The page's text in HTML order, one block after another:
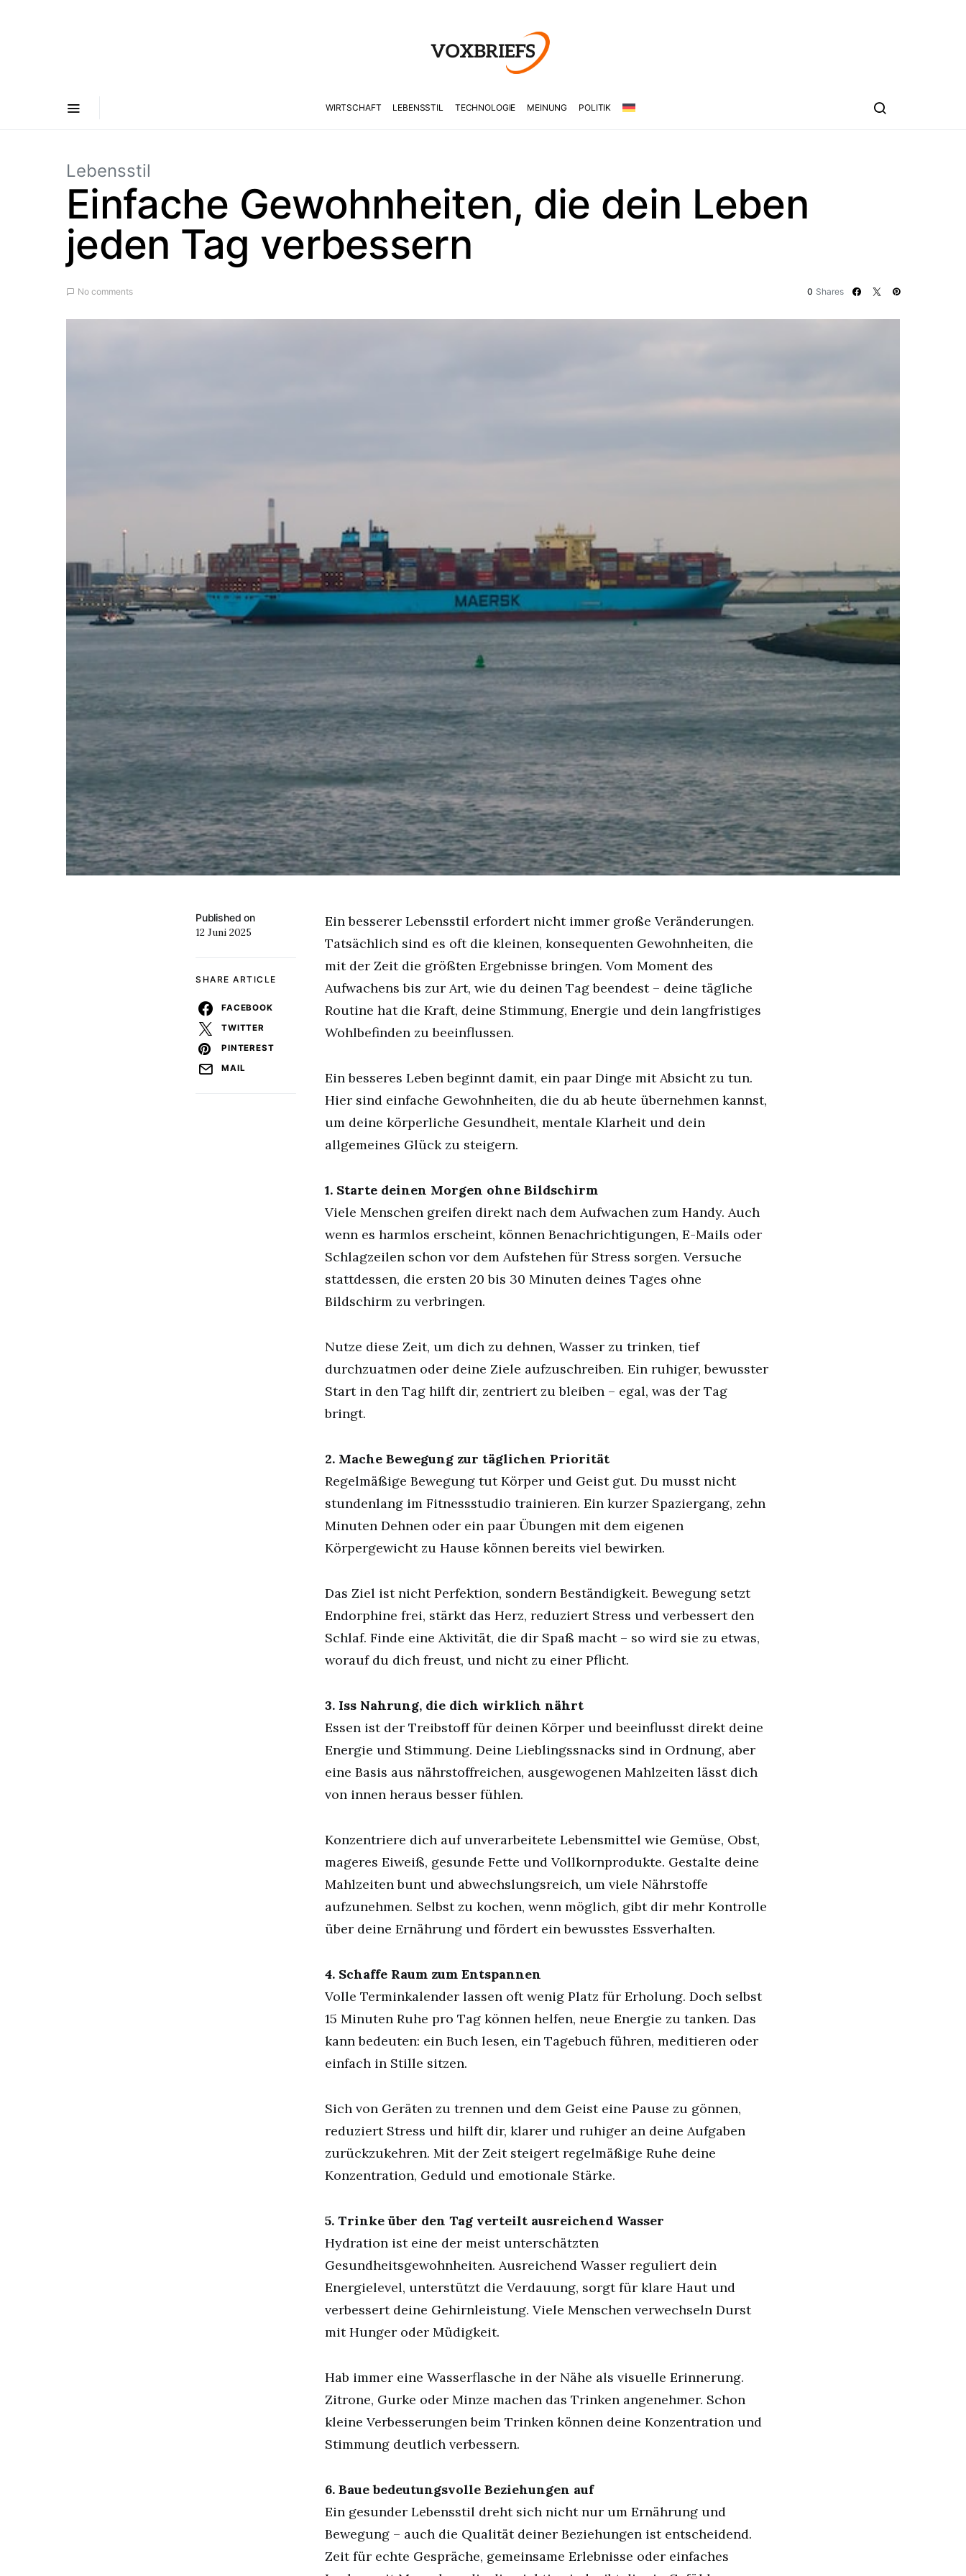
WIRTSCHAFT LEBENSSTIL TECHNOLOGIE MEINUNG POLITIK
Lebensstil
Einfache Gewohnheiten, die dein Leben
jeden Tag verbessern
No comments 0 Shares
Published on
12 Juni 2025
SHARE ARTICLE
FACEBOOK
TWITTER
PINTEREST
MAIL
Ein besserer Lebensstil erfordert nicht immer große Veränderungen.
Tatsächlich sind es oft die kleinen, konsequenten Gewohnheiten, die
mit der Zeit die größten Ergebnisse bringen. Vom Moment des
Aufwachens bis zur Art, wie du deinen Tag beendest – deine tägliche
Routine hat die Kraft, deine Stimmung, Energie und dein langfristiges
Wohlbefinden zu beeinflussen.
Ein besseres Leben beginnt damit, ein paar Dinge mit Absicht zu tun.
Hier sind einfache Gewohnheiten, die du ab heute übernehmen kannst,
um deine körperliche Gesundheit, mentale Klarheit und dein
allgemeines Glück zu steigern.
1. Starte deinen Morgen ohne Bildschirm
Viele Menschen greifen direkt nach dem Aufwachen zum Handy. Auch
wenn es harmlos erscheint, können Benachrichtigungen, E-Mails oder
Schlagzeilen schon vor dem Aufstehen für Stress sorgen. Versuche
stattdessen, die ersten 20 bis 30 Minuten deines Tages ohne
Bildschirm zu verbringen.
Nutze diese Zeit, um dich zu dehnen, Wasser zu trinken, tief
durchzuatmen oder deine Ziele aufzuschreiben. Ein ruhiger, bewusster
Start in den Tag hilft dir, zentriert zu bleiben – egal, was der Tag
bringt.
2. Mache Bewegung zur täglichen Priorität
Regelmäßige Bewegung tut Körper und Geist gut. Du musst nicht
stundenlang im Fitnessstudio trainieren. Ein kurzer Spaziergang, zehn
Minuten Dehnen oder ein paar Übungen mit dem eigenen
Körpergewicht zu Hause können bereits viel bewirken.
Das Ziel ist nicht Perfektion, sondern Beständigkeit. Bewegung setzt
Endorphine frei, stärkt das Herz, reduziert Stress und verbessert den
Schlaf. Finde eine Aktivität, die dir Spaß macht – so wird sie zu etwas,
worauf du dich freust, und nicht zu einer Pflicht.
3. Iss Nahrung, die dich wirklich nährt
Essen ist der Treibstoff für deinen Körper und beeinflusst direkt deine
Energie und Stimmung. Deine Lieblingssnacks sind in Ordnung, aber
eine Basis aus nährstoffreichen, ausgewogenen Mahlzeiten lässt dich
von innen heraus besser fühlen.
Konzentriere dich auf unverarbeitete Lebensmittel wie Gemüse, Obst,
mageres Eiweiß, gesunde Fette und Vollkornprodukte. Gestalte deine
Mahlzeiten bunt und abwechslungsreich, um viele Nährstoffe
aufzunehmen. Selbst zu kochen, wenn möglich, gibt dir mehr Kontrolle
über deine Ernährung und fördert ein bewusstes Essverhalten.
4. Schaffe Raum zum Entspannen
Volle Terminkalender lassen oft wenig Platz für Erholung. Doch selbst
15 Minuten Ruhe pro Tag können helfen, neue Energie zu tanken. Das
kann bedeuten: ein Buch lesen, ein Tagebuch führen, meditieren oder
einfach in Stille sitzen.
Sich von Geräten zu trennen und dem Geist eine Pause zu gönnen,
reduziert Stress und hilft dir, klarer und ruhiger an deine Aufgaben
zurückzukehren. Mit der Zeit steigert regelmäßige Ruhe deine
Konzentration, Geduld und emotionale Stärke.
5. Trinke über den Tag verteilt ausreichend Wasser
Hydration ist eine der meist unterschätzten
Gesundheitsgewohnheiten. Ausreichend Wasser reguliert dein
Energielevel, unterstützt die Verdauung, sorgt für klare Haut und
verbessert deine Gehirnleistung. Viele Menschen verwechseln Durst
mit Hunger oder Müdigkeit.
Hab immer eine Wasserflasche in der Nähe als visuelle Erinnerung.
Zitrone, Gurke oder Minze machen das Trinken angenehmer. Schon
kleine Verbesserungen beim Trinken können deine Konzentration und
Stimmung deutlich verbessern.
6. Baue bedeutungsvolle Beziehungen auf
Ein gesunder Lebensstil dreht sich nicht nur um Ernährung und
Bewegung – auch die Qualität deiner Beziehungen ist entscheidend.
Zeit für echte Gespräche, gemeinsame Erlebnisse oder einfaches